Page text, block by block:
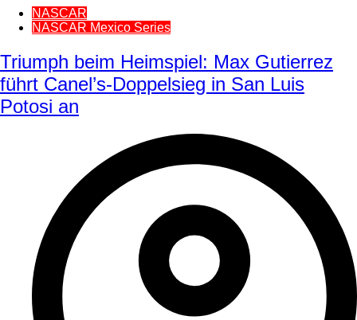
NASCAR
NASCAR Mexico Series
Triumph beim Heimspiel: Max Gutierrez
führt Canel’s-Doppelsieg in San Luis
Potosi an